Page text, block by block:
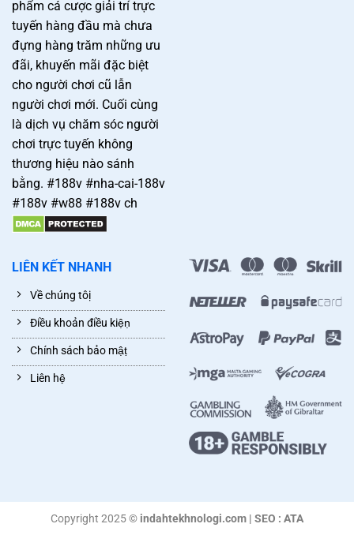
phẩm cá cược giải trí trực
tuyến hàng đầu mà chưa
đựng hàng trăm những ưu
đãi, khuyến mãi đặc biệt
cho người chơi cũ lẫn
người chơi mới. Cuối cùng
là dịch vụ chăm sóc người
chơi trực tuyến không
thương hiệu nào sánh
bằng. #188v #nha-cai-188v
#188v #w88 #188v ch
LIÊN KẾT NHANH
Về chúng tôị
Điều khoản điều kiệṇ
Chính sách bảo mậṭ
Liên hệ̣
Copyright 2025 © indahtekhnologi.com | SEO : ATA